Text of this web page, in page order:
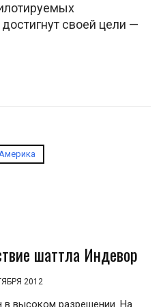
своей цели —
шаттла Индевор
2012
в высоком разрешении. На